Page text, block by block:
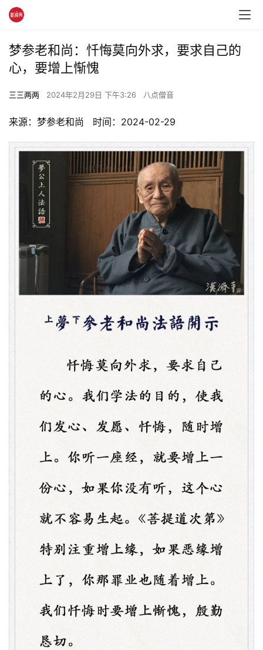
梦参老和尚：忏悔莫向外求，要求自己的
心，要增上惭愧
三三两两 2024年2月29日 下午3:26 八点僧音
来源：梦参老和尚   时间：2024-02-29